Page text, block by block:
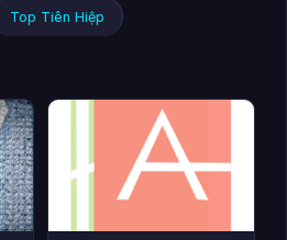
Top Tiên Hiệp